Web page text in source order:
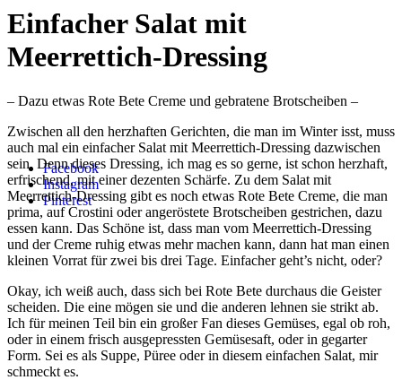
Facebook
Instagram
Pinterest
Einfacher Salat mit
Meerrettich-Dressing
– Dazu etwas Rote Bete Creme und gebratene Brotscheiben –
Zwischen all den herzhaften Gerichten, die man im Winter isst, muss
auch mal ein einfacher Salat mit Meerrettich-Dressing dazwischen
sein. Denn dieses Dressing, ich mag es so gerne, ist schon herzhaft,
erfrischend, mit einer dezenten Schärfe. Zu dem Salat mit
Meerrettich-Dressing gibt es noch etwas Rote Bete Creme, die man
prima, auf Crostini oder angeröstete Brotscheiben gestrichen, dazu
essen kann. Das Schöne ist, dass man vom Meerrettich-Dressing
und der Creme ruhig etwas mehr machen kann, dann hat man einen
kleinen Vorrat für zwei bis drei Tage. Einfacher geht’s nicht, oder?
Okay, ich weiß auch, dass sich bei Rote Bete durchaus die Geister
scheiden. Die eine mögen sie und die anderen lehnen sie strikt ab.
Ich für meinen Teil bin ein großer Fan dieses Gemüses, egal ob roh,
oder in einem frisch ausgepressten Gemüsesaft, oder in gegarter
Form. Sei es als Suppe, Püree oder in diesem einfachen Salat, mir
schmeckt es.